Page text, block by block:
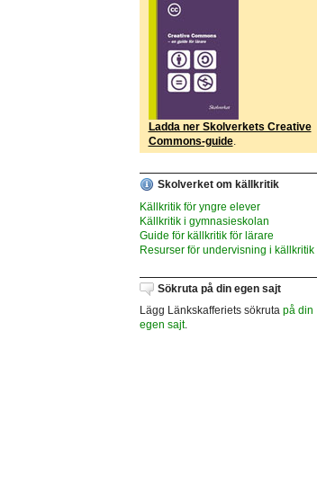
Ladda ner Skolverkets Creative
Commons-guide.
Skolverket om källkritik
Källkritik för yngre elever
Källkritik i gymnasieskolan
Guide för källkritik för lärare
Resurser för undervisning i källkritik
Sökruta på din egen sajt
Lägg Länkskafferiets sökruta på din
egen sajt.